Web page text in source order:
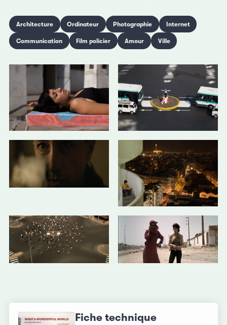
Architecture Ordinateur Photographie Internet
Communication Film policier Amour Ville
Fiche technique